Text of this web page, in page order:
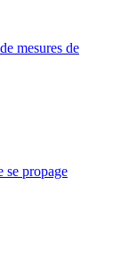
mesures de
se propage